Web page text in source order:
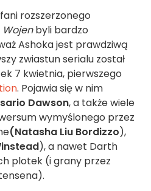
rozszerzonego
Wojenbyli bardzo
Ashoka jest prawdziwą
zwiastun serialu został
7 kwietnia, pierwszego
. Pojawia się w nim
Dawson, a także wiele
wymyślonego przez
(Natasha Liu Bordizzo),
), a nawet Darth
plotek (i grany przez